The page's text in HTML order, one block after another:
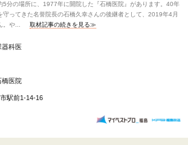
分の場所に、1977年に開院した『石橋医院』があります。40年
守ってきた名誉院長の石橋久幸さんの後継者として、2019年4月
。や...
取材記事の続きを見る≫
器科医
橋医院
駅前1-14-16